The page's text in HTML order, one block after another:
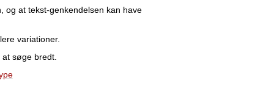
at tekst-genkendelsen kan have
variationer.
søge bredt.